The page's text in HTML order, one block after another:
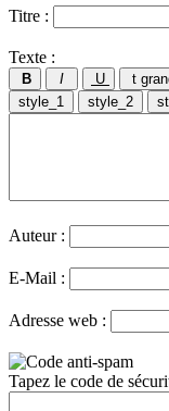
Titre :
Texte :
Auteur :
E-Mail :
Adresse web :
Tapez le code de